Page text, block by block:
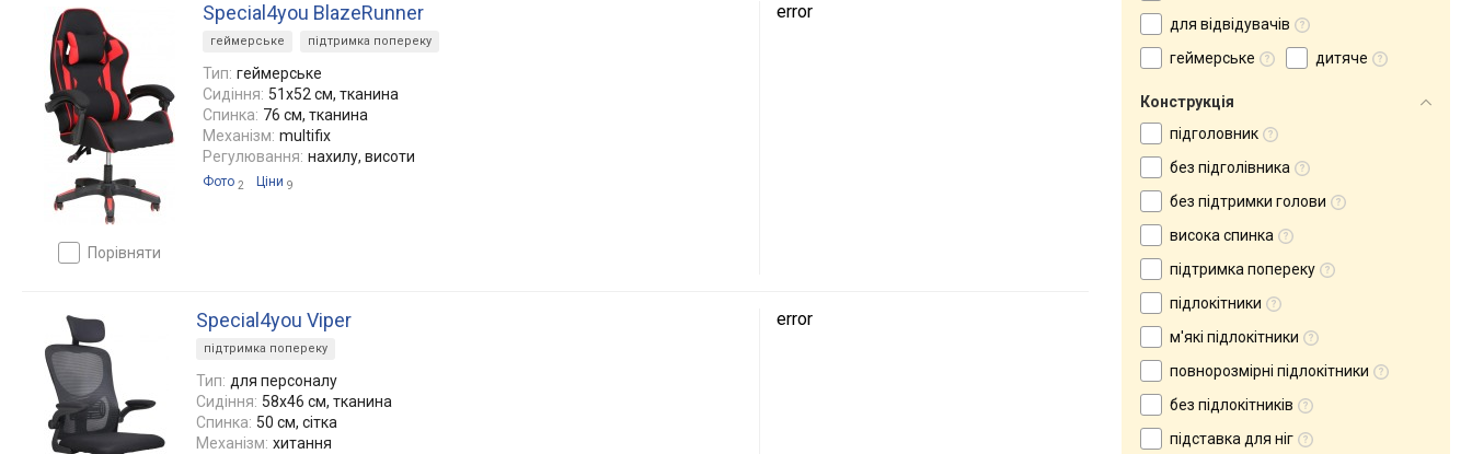
порівняти
Special4you BlazeRunner
геймерське підтримка попереку
Тип: геймерське
Сидіння: 51x52 см, тканина
Спинка: 76 см, тканина
Механізм: multifix
Регулювання: нахилу, висоти
Фото 2 Ціни 9
error
Special4you Viper
підтримка попереку
Тип: для персоналу
Сидіння: 58x46 см, тканина
Спинка: 50 см, сітка
Механізм: хитання
error
для відвідувачів
геймерське
дитяче
Конструкція
підголовник
без підголівника
без підтримки голови
висока спинка
підтримка попереку
підлокітники
м'які підлокітники
повнорозмірні підлокітники
без підлокітників
підставка для ніг